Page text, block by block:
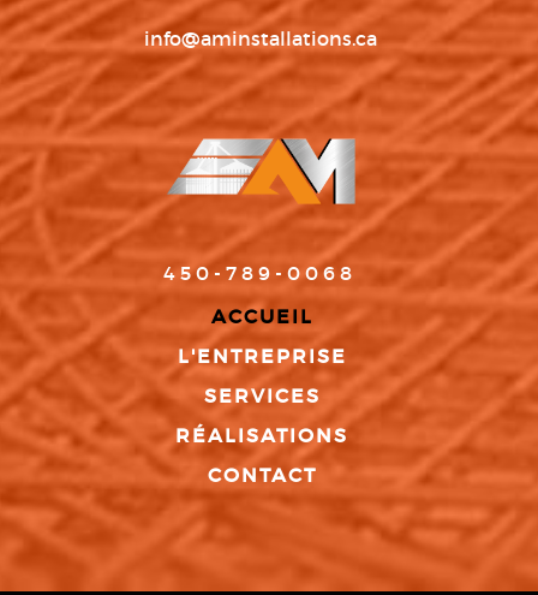
info@aminstallations.ca
450-789-0068
ACCUEIL
L'ENTREPRISE
SERVICES
RÉALISATIONS
CONTACT